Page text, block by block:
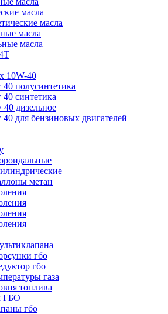
масла
масла
масла
масла
10W-40
полусинтетика
синтетика
дизельное
для бензиновых двигателей
метан
гбо
гбо
газа
топлива
ГБО
гбо